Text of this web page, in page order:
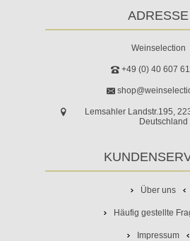
ADRESSE
Weinselection
+49 (0) 40 607
Lemsahler Landstr.195,
Deutschland
Über uns
Häufig gestellte
Impressum